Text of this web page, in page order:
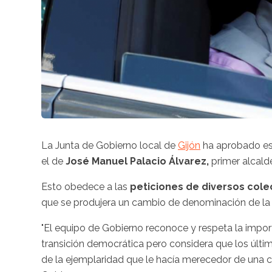
La Junta de Gobierno local de Gijón ha aprobado
el de José Manuel Palacio Álvarez, primer
Esto obedece a las peticiones de diversos
que se produjera un cambio de denominación de la
"El equipo de Gobierno reconoce y respeta la
transición democrática pero considera que los
de la ejemplaridad que le hacía merecedor de una